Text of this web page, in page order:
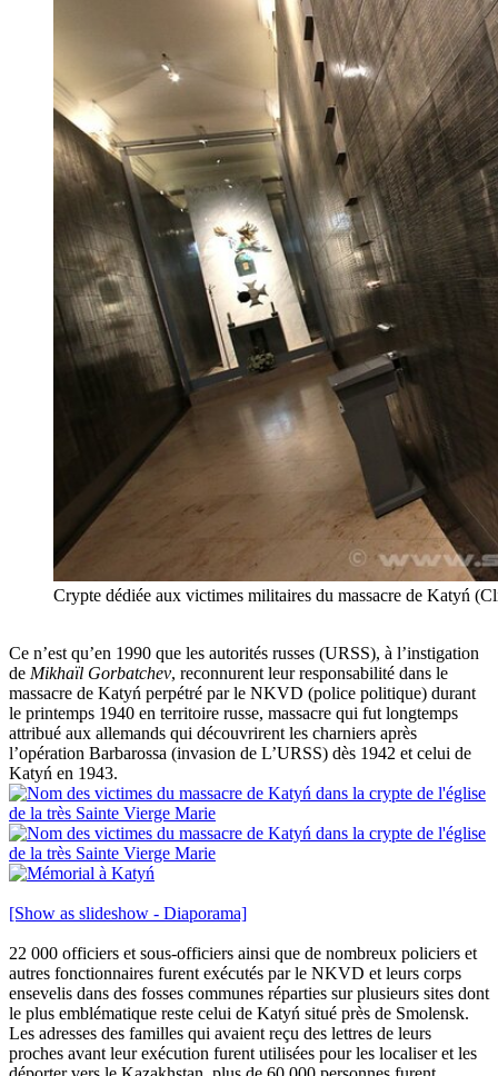
Crypte dédiée aux victimes militaires du massacre de Katyń
Ce n’est qu’en 1990 que les autorités russes (URSS), à l’instigation
de Mikhaïl Gorbatchev, reconnurent leur responsabilité dans le
massacre de Katyń perpétré par le NKVD (police politique) durant
le printemps 1940 en territoire russe, massacre qui fut longtemps
attribué aux allemands qui découvrirent les charniers après
l’opération Barbarossa (invasion de L’URSS) dès 1942 et celui de
Katyń en 1943.
[Show as slideshow - Diaporama]
22 000 officiers et sous-officiers ainsi que de nombreux policiers et
autres fonctionnaires furent exécutés par le NKVD et leurs corps
ensevelis dans des fosses communes réparties sur plusieurs sites dont
le plus emblématique reste celui de Katyń situé près de Smolensk.
Les adresses des familles qui avaient reçu des lettres de leurs
proches avant leur exécution furent utilisées pour les localiser et les